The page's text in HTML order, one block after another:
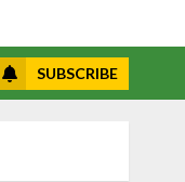
SUBSCRIBE